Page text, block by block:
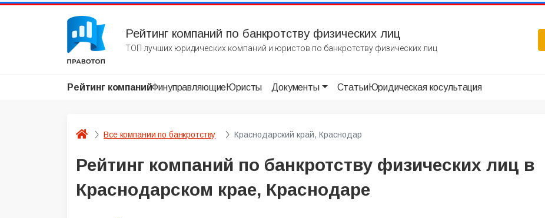
Рейтинг компаний по банкротству физических лиц
ТОП лучших юридических компаний и юристов по банкротству физических лиц
Рейтинг компанийФинуправляющиеЮристы Документы СтатьиЮридическая косультация
Все компании по банкротству Краснодарский край, Краснодар
Рейтинг компаний по банкротству физических лиц в
Краснодарском крае, Краснодаре